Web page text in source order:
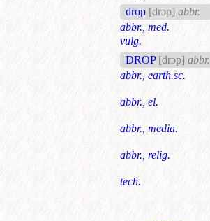
drop [drɔp] abbr.
abbr., med.
vulg.
DROP [drɔp] abbr.
abbr., earth.sc.
abbr., el.
abbr., media.
abbr., relig.
tech.